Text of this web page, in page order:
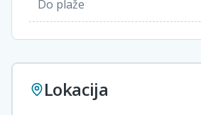
Do plaže
Lokacija